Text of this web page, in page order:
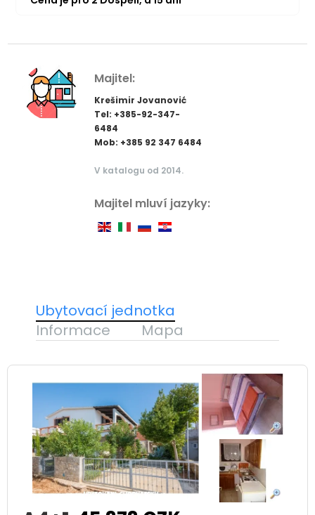
Majitel:
Krešimir Jovanović
Tel: +385-92-347-
6484
Mob: +385 92 347 6484
V katalogu od 2014.
Majitel mluví jazyky:
Ubytovací jednotka
Informace
Mapa